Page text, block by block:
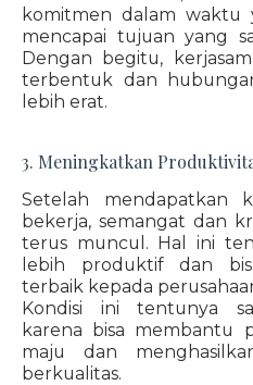
komitmen dalam waktu
mencapai tujuan yang
Dengan begitu,
terbentuk dan
lebih erat.
3. Meningkatkan
Setelah mendapatkan
bekerja, semangat dan
terus muncul. Hal ini
lebih produktif dan
terbaik kepada
Kondisi ini tentunya
karena bisa membantu
maju dan
berkualitas.